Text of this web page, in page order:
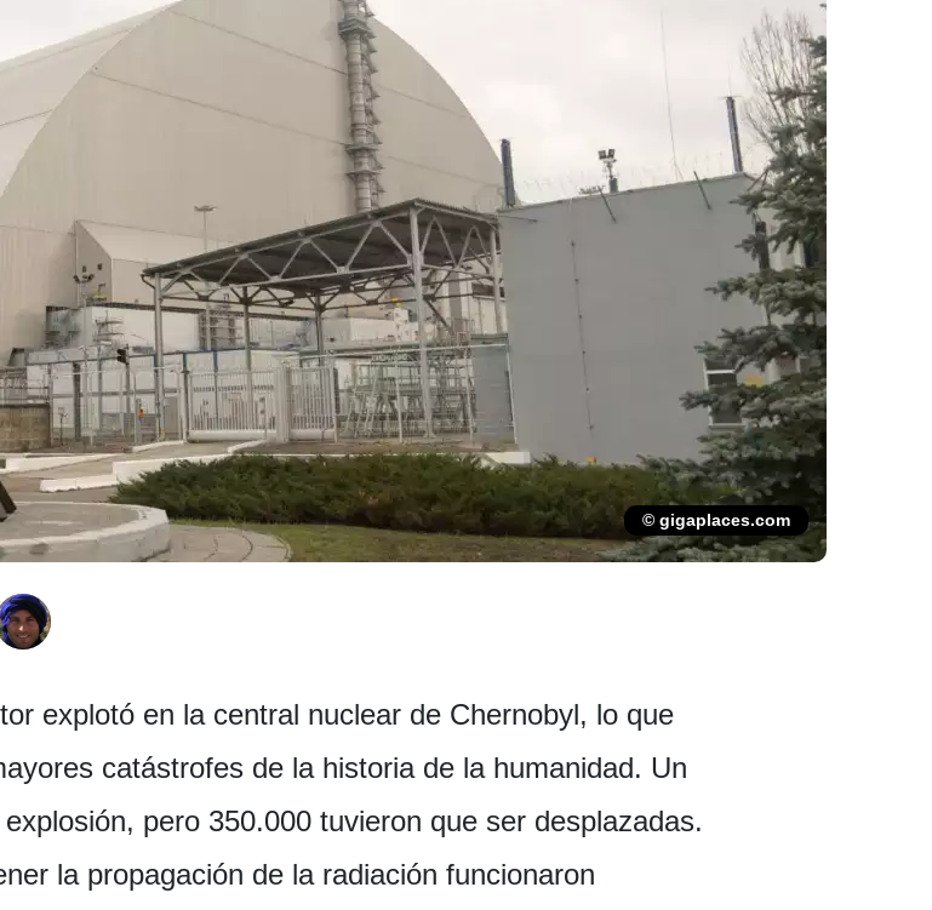
© gigaplaces.com
explotó en la central nuclear de Chernobyl, lo que
catástrofes de la historia de la humanidad. Un
pero 350.000 tuvieron que ser desplazadas.
la propagación de la radiación funcionaron